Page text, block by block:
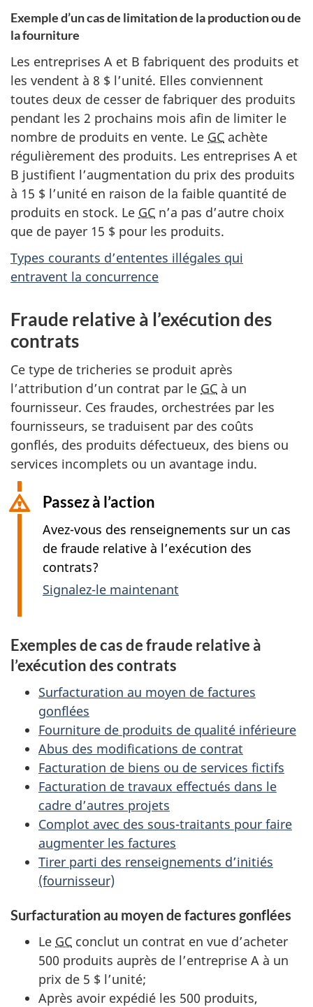
Exemple d’un cas de limitation de la production ou de
la fourniture
Les entreprises A et B fabriquent des produits et
les vendent à 8 $ l’unité. Elles conviennent
toutes deux de cesser de fabriquer des produits
pendant les 2 prochains mois afin de limiter le
nombre de produits en vente. Le GC achète
régulièrement des produits. Les entreprises A et
B justifient l’augmentation du prix des produits
à 15 $ l’unité en raison de la faible quantité de
produits en stock. Le GC n’a pas d’autre choix
que de payer 15 $ pour les produits.
Types courants d’ententes illégales qui
entravent la concurrence
Fraude relative à l’exécution des
contrats
Ce type de tricheries se produit après
l’attribution d’un contrat par le GC à un
fournisseur. Ces fraudes, orchestrées par les
fournisseurs, se traduisent par des coûts
gonflés, des produits défectueux, des biens ou
services incomplets ou un avantage indu.
Passez à l’action
Avez-vous des renseignements sur un cas
de fraude relative à l’exécution des
contrats?
Signalez-le maintenant
Exemples de cas de fraude relative à
l’exécution des contrats
Surfacturation au moyen de factures
gonflées
Fourniture de produits de qualité inférieure
Abus des modifications de contrat
Facturation de biens ou de services fictifs
Facturation de travaux effectués dans le
cadre d’autres projets
Complot avec des sous-traitants pour faire
augmenter les factures
Tirer parti des renseignements d’initiés
(fournisseur)
Surfacturation au moyen de factures gonflées
Le GC conclut un contrat en vue d’acheter
500 produits auprès de l’entreprise A à un
prix de 5 $ l’unité;
Après avoir expédié les 500 produits,